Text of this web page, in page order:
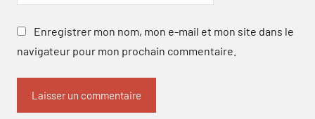
Enregistrer mon nom, mon e-mail et mon site dans le
navigateur pour mon prochain commentaire.